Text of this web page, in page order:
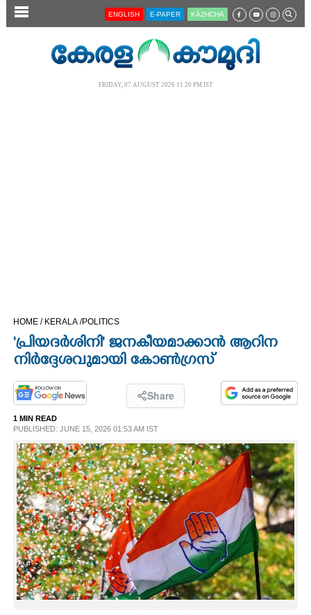
SECTIONS
CINEMA
OPINION
PHOTOS
LIFESTYLE
SPIRITUAL
INFO+
ART
ENGLISH E-PAPER KĀZHCHA
FRIDAY, 07 AUGUST 2026 11.20 PM IST
HOME / KERALA /POLITICS
'പ്രിയദർശിനി" ജനകീയമാക്കാൻ ആറിന
നിർദ്ദേശവുമായി കോൺഗ്രസ്
Share
1 MIN READ
PUBLISHED: JUNE 15, 2026 01:53 AM IST